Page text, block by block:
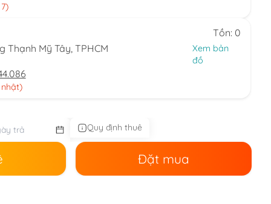
Tồn: 0
Thạnh Mỹ Tây, TPHCM
Xem bản
đồ
Quy định thuê
Đặt mua